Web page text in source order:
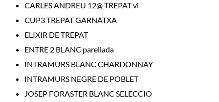
CARLES ANDREU 12@ TREPAT vi
CUP3 TREPAT GARNATXA
ELIXIR DE TREPAT
ENTRE 2 BLANC parellada
INTRAMURS BLANC CHARDONNAY
INTRAMURS NEGRE DE POBLET
JOSEP FORASTER BLANC SELECCIO